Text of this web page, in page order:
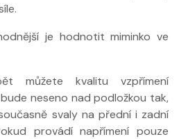
je hodnotit miminko ve
můžete kvalitu vzpřímení
neseno nad podložkou tak,
svaly na přední i zadní
provádí napřímení pouze